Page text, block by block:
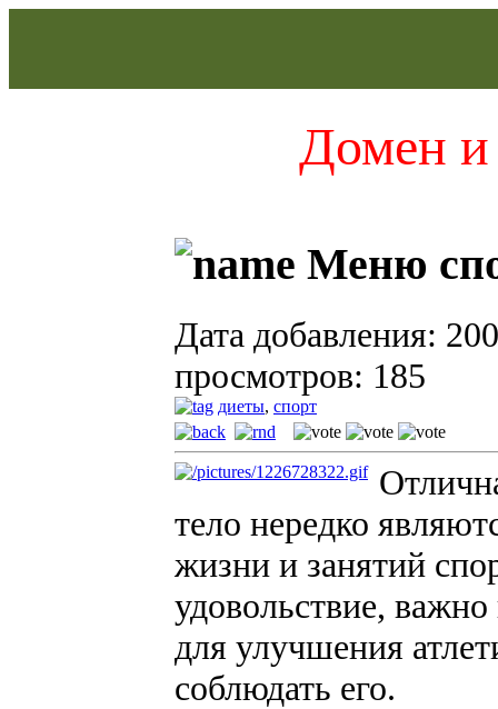
Домен и
Меню
Дата добавления:
просмотров: 185
диеты, спорт
тело нередко
жизни и занятий
удовольствие,
для улучшения
соблюдать его.